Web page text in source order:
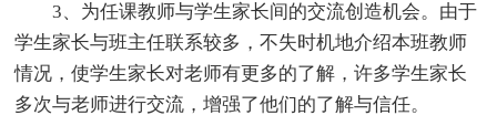
3、为任课教师与学生家长间的交流创造机会。由于
学生家长与班主任联系较多，不失时机地介绍本班教师
情况，使学生家长对老师有更多的了解，许多学生家长
多次与老师进行交流，增强了他们的了解与信任。